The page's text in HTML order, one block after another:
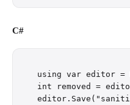
C#
using var editor =
int removed =